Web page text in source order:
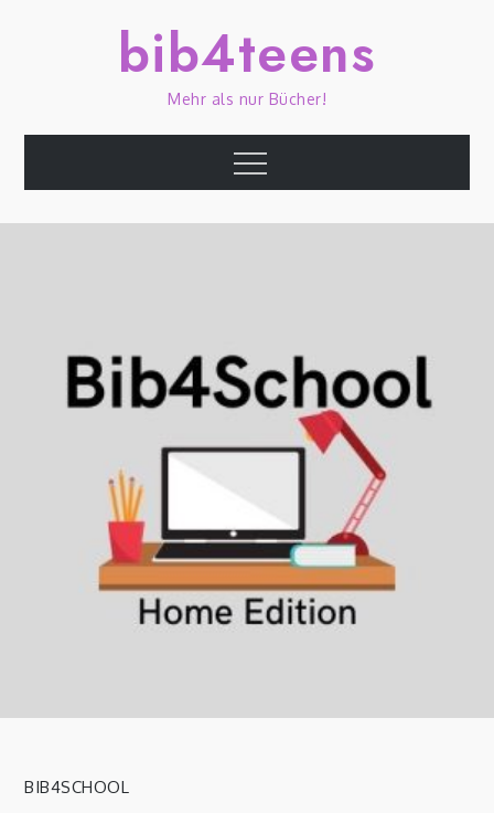
bib4teens
Mehr als nur Bücher!
Menu
BIB4SCHOOL